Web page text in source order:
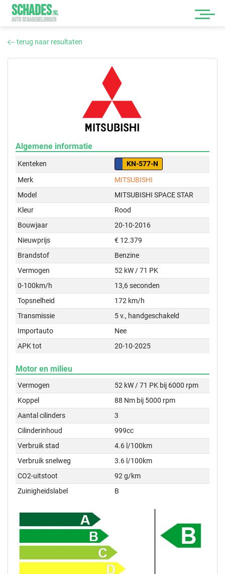
SCHADES.NL
AUTO SCHADEMELDINGEN
terug naar resultaten
Algemene informatie
Kenteken
KN-577-N
Merk
MITSUBISHI
Model
MITSUBISHI SPACE STAR
Kleur
Rood
Bouwjaar
20-10-2016
Nieuwprijs
€ 12.379
Brandstof
Benzine
Vermogen
52 kW / 71 PK
0-100km/h
13,6 seconden
Topsnelheid
172 km/h
Transmissie
5 v., handgeschakeld
Importauto
Nee
APK tot
20-10-2025
Motor en milieu
Vermogen
52 kW / 71 PK bij 6000 rpm
Koppel
88 Nm bij 5000 rpm
Aantal cilinders
3
Cilinderinhoud
999cc
Verbruik stad
4.6 l/100km
Verbruik snelweg
3.6 l/100km
CO2-uitstoot
92 g/km
Zuinigheidslabel
B